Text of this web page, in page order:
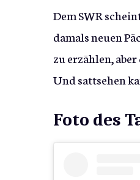
Dem SWR
damals neuen
zu erzählen,
Und sattsehen
Foto des